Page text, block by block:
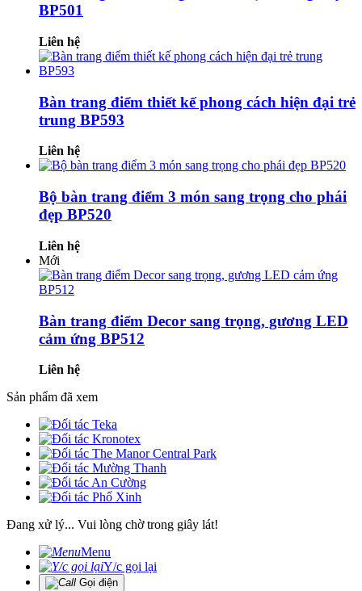
BP501
Liên hệ
Bàn trang điểm thiết kế phong cách hiện đại trẻ
trung BP593
Liên hệ
Bộ bàn trang điểm 3 món sang trọng cho phái
đẹp BP520
Liên hệ
Mới
Bàn trang điểm Decor sang trọng, gương LED
cảm ứng BP512
Liên hệ
Sản phẩm đã xem
Đang xử lý... Vui lòng chờ trong giây lát!
Menu
Y/c gọi lại
Gọi điện